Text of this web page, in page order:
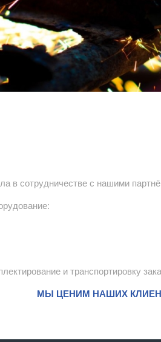
в сотрудничестве с нашими
и транспортировку
МЫ ЦЕНИМ НАШИХ